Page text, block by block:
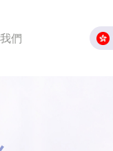
我們